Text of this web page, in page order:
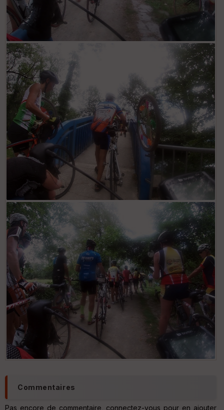
Commentaires
Pas encore de commentaire, connectez-vous pour en ajouter